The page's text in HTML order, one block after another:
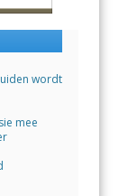
wordt
mee